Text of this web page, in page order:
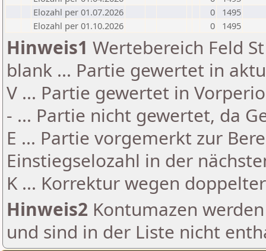
Elozahl per 01.07.2026
0
1495
Elozahl per 01.10.2026
0 1495
Hinweis1 Wertebereich Feld
blank ... Partie gewertet in
V ... Partie gewertet in
- ... Partie nicht gewertet, da
E ... Partie vorgemerkt zur
Einstiegselozahl in der
K ... Korrektur wegen
Hinweis2 Kontumazen
und sind in der Liste nicht